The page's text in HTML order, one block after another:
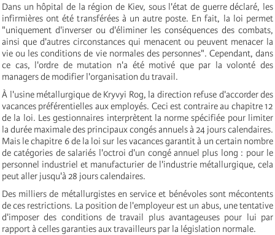
Dans un hôpital de la région de Kiev, sous l'état de guerre déclaré, les
infirmières ont été transférées à un autre poste. En fait, la loi permet
"uniquement d'inverser ou d'éliminer les conséquences des combats,
ainsi que d'autres circonstances qui menacent ou peuvent menacer la
vie ou les conditions de vie normales des personnes". Cependant, dans
ce cas, l'ordre de mutation n'a été motivé que par la volonté des
managers de modifier l'organisation du travail.
À l'usine métallurgique de Kryvyi Rog, la direction refuse d'accorder des
vacances préférentielles aux employés. Ceci est contraire au chapitre 12
de la loi. Les gestionnaires interprètent la norme spécifiée pour limiter
la durée maximale des principaux congés annuels à 24 jours calendaires.
Mais le chapitre 6 de la loi sur les vacances garantit à un certain nombre
de catégories de salariés l'octroi d'un congé annuel plus long : pour le
personnel industriel et manufacturier de l'industrie métallurgique, cela
peut aller jusqu'à 28 jours calendaires.
Des milliers de métallurgistes en service et bénévoles sont mécontents
de ces restrictions. La position de l'employeur est un abus, une tentative
d'imposer des conditions de travail plus avantageuses pour lui par
rapport à celles garanties aux travailleurs par la législation normale.